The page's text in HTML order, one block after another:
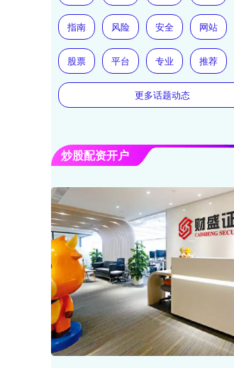
指南 风险 安全 网站
股票 平台 专业 推荐
更多话题动态
炒股配资开户